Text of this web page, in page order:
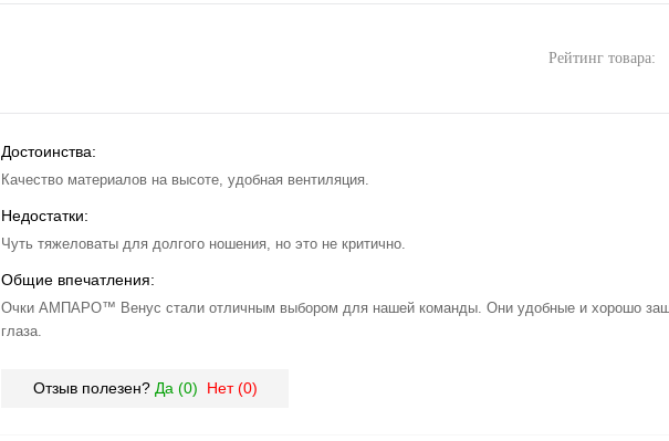
Рейтинг товара:
Достоинства:
Качество материалов на высоте, удобная вентиляция.
Недостатки:
Чуть тяжеловаты для долгого ношения, но это не критично.
Общие впечатления:
Очки АМПАРО™ Венус стали отличным выбором для нашей команды. Они удобные и хорошо
глаза.
Отзыв полезен? Да (0) Нет (0)